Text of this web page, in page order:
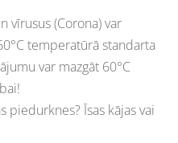
vīrusus (Corona) var
temperatūrā standarta
var mazgāt 60°C
piedurknes? Īsas kājas vai